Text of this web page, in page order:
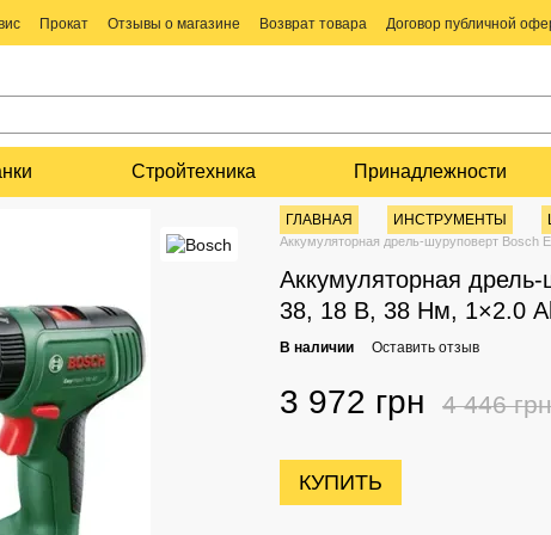
Прокат Отзывы о магазине Возврат товара Договор публичной
Стройтехника Принадлежности
ГЛАВНАЯ ИНСТРУМЕНТЫ
Аккумуляторная дрель-шуруповерт Bosch
Аккумуляторная
38, 18 В, 38 Нм, 1×2.0
В наличии Оставить отзыв
3 972 грн 4 446 грн
КУПИТЬ